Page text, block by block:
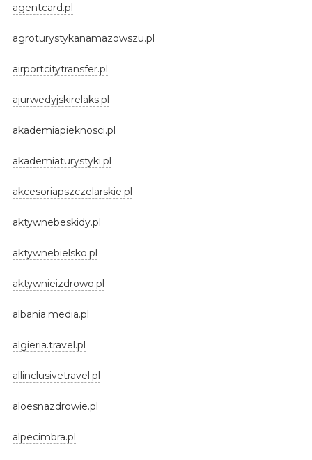
agentcard.pl
agroturystykanamazowszu.pl
airportcitytransfer.pl
ajurwedyjskirelaks.pl
akademiapieknosci.pl
akademiaturystyki.pl
akcesoriapszczelarskie.pl
aktywnebeskidy.pl
aktywnebielsko.pl
aktywnieizdrowo.pl
albania.media.pl
algieria.travel.pl
allinclusivetravel.pl
aloesnazdrowie.pl
alpecimbra.pl